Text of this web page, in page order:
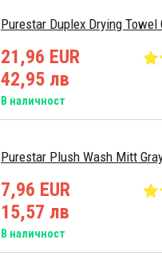
Purestar Duplex Drying Towel
21,96 EUR
42,95 лв
В наличност
Purestar Plush Wash Mitt
7,96 EUR
15,57 лв
В наличност